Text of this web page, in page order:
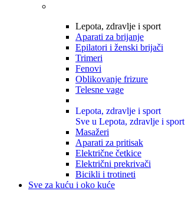
Lepota, zdravlje i sport
Aparati za brijanje
Epilatori i ženski brijači
Trimeri
Fenovi
Oblikovanje frizure
Telesne vage
Lepota, zdravlje i sport
Sve u Lepota, zdravlje i sport
Masažeri
Aparati za pritisak
Električne četkice
Električni prekrivači
Bicikli i trotineti
Sve za kuću i oko kuće